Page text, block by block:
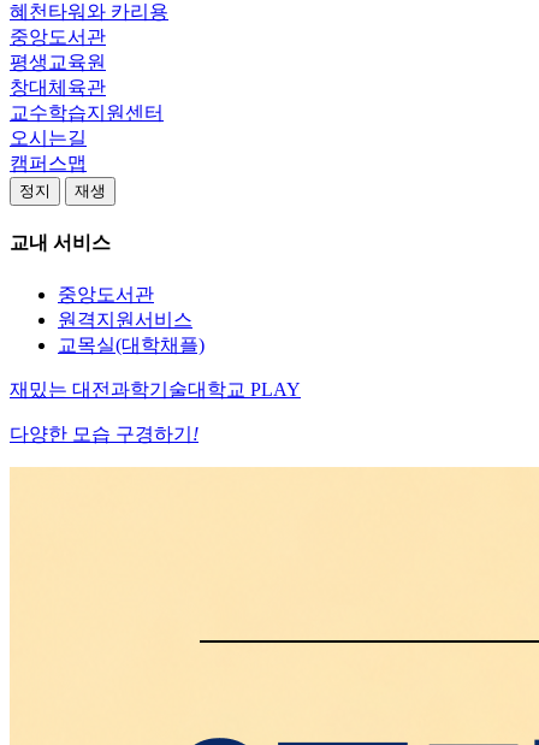
혜천타워와 카리용
중앙도서관
평생교육원
창대체육관
교수학습지원센터
오시는길
캠퍼스맵
정지 재생
교내 서비스
중앙도서관
원격지원서비스
교목실(대학채플)
재밌는 대전과학기술대학교 PLAY
다양한 모습 구경하기 !